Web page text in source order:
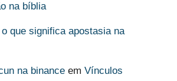
na bíblia
o que significa apostasia na
na binance em Vínculos